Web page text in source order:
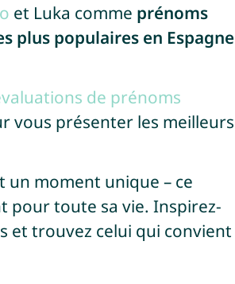
et Luka comme prénoms
plus populaires en Espagne
de prénoms
vous présenter les meilleurs
un moment unique – ce
pour toute sa vie. Inspirez-
et trouvez celui qui convient